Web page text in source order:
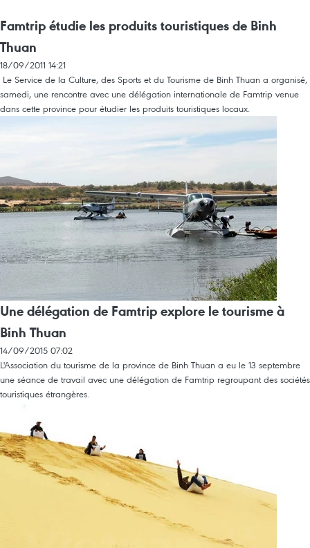
Famtrip étudie les produits touristiques de Binh
Thuan
18/09/2011 14:21
Le Service de la Culture, des Sports et du Tourisme de Binh Thuan a organisé,
samedi, une rencontre avec une délégation internationale de Famtrip venue
dans cette province pour étudier les produits touristiques locaux.
Une délégation de Famtrip explore le tourisme à
Binh Thuan
14/09/2015 07:02
L'Association du tourisme de la province de Binh Thuan a eu le 13 septembre
une séance de travail avec une délégation de Famtrip regroupant des sociétés
touristiques étrangères.